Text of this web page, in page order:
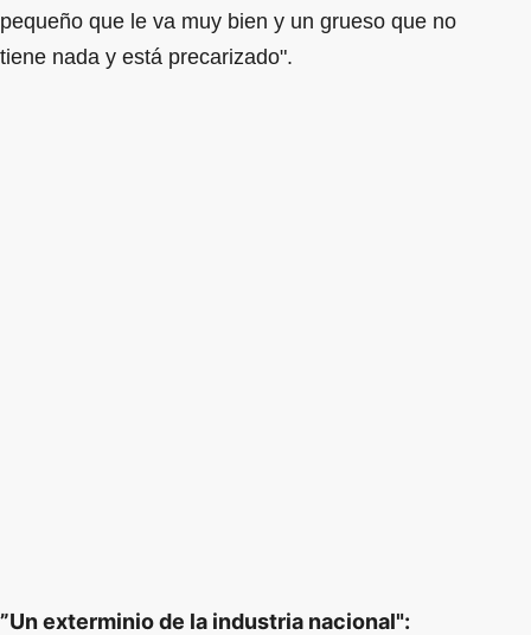
pequeño que le va muy bien y un grueso que no
tiene nada y está precarizado".
”Un exterminio de la industria nacional":